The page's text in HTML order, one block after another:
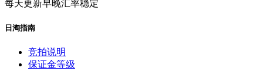
每天更新早晚汇率稳定
日淘指南
竞拍说明
保证金等级